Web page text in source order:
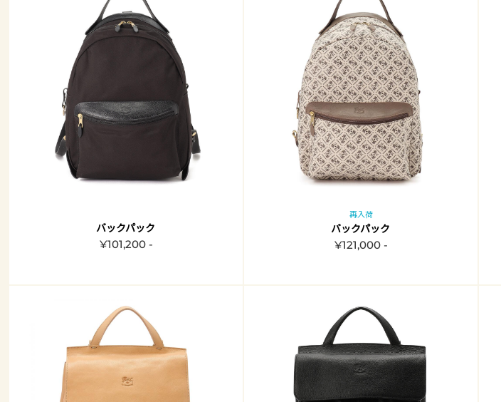
バックパック
¥101,200 -
再入荷
バックパック
¥121,000 -